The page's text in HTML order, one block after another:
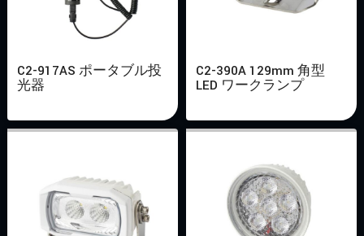
C2-917AS ポータブル投
光器
C2-390A 129mm 角型
LED ワークランプ